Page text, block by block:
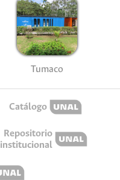
Tumaco
Catálogo
Repositorio
institucional